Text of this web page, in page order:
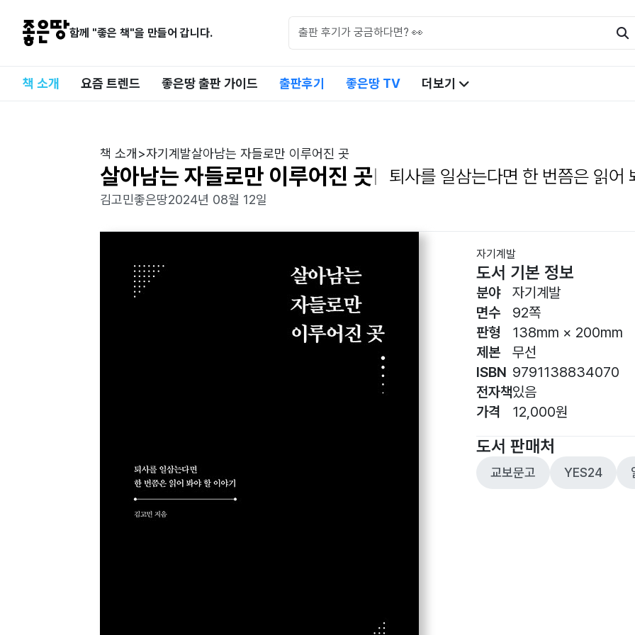
함께 "좋은 책"을 만들어 갑니다.
책 소개 요즘 트렌드 좋은땅 출판 가이드 출판후기 좋은땅 TV 더보기
책 소개 >자기계발살아남는 자들로만 이루어진 곳
살아남는 자들로만 이루어진 곳 퇴사를 일삼는다면 한 번쯤은 읽어
김고민좋은땅2024년 08월 12일
자기계발
도서 기본 정보
분야
면수
판형
제본
ISBN
전자책
가격
자기계발
92쪽
138mm × 200mm
무선
9791138834070
있음
12,000원
도서 판매처
교보문고 YES24